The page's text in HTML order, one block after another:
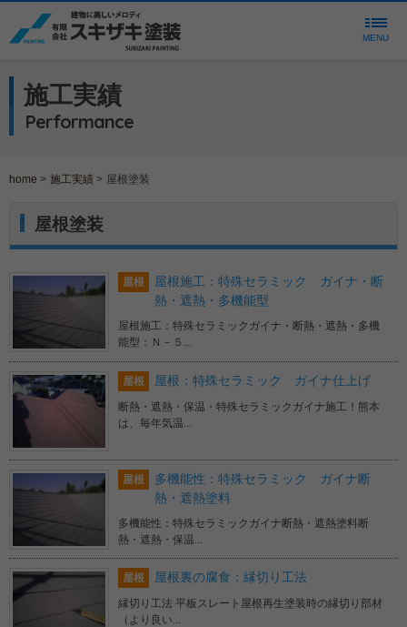
MENU
施工実績
Performance
home > 施工実績 > 屋根塗装
屋根塗装
屋根
屋根施工：特殊セラミック ガイナ・断
熱・遮熱・多機能型
屋根施工：特殊セラミックガイナ・断熱・遮熱・多機
能型：Ｎ－５...
屋根 屋根：特殊セラミック ガイナ仕上げ
断熱・遮熱・保温・特殊セラミックガイナ施工！熊本
は、毎年気温...
屋根
多機能性：特殊セラミック ガイナ断
熱・遮熱塗料
多機能性：特殊セラミックガイナ断熱・遮熱塗料断
熱・遮熱・保温...
屋根 屋根裏の腐食：縁切り工法
縁切り工法 平板スレート屋根再生塗装時の縁切り部材
（より良い...